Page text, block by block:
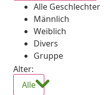
Alle Geschlechter
Männlich
Weiblich
Divers
Gruppe
Alter:
Alle